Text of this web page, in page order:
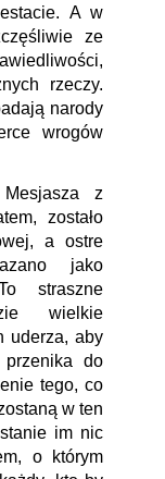
A w
ze
rzeczy.
narody
wrogów
z
zostało
a ostre
jako
straszne
wielkie
uderza, aby
do
tego, co
w ten
im nic
o którym